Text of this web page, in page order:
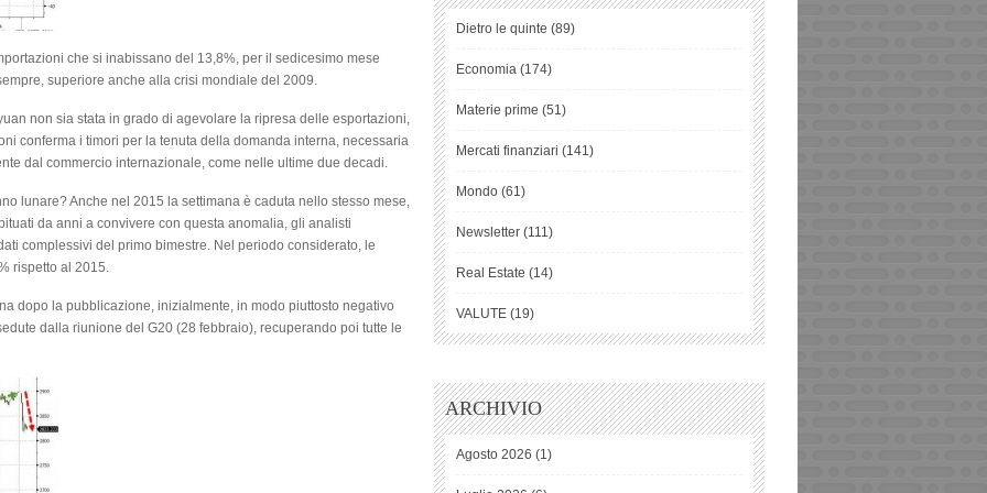
che si inabissano del 13,8%, per il sedicesimo mese
superiore anche alla crisi mondiale del 2009.
non sia stata in grado di agevolare la ripresa delle esportazioni,
conferma i timori per la tenuta della domanda interna, necessaria
dal commercio internazionale, come nelle ultime due decadi.
lunare? Anche nel 2015 la settimana è caduta nello stesso mese,
da anni a convivere con questa anomalia, gli analisti
complessivi del primo bimestre. Nel periodo considerato, le
rispetto al 2015.
dopo la pubblicazione, inizialmente, in modo piuttosto negativo
dalla riunione del G20 (28 febbraio), recuperando poi tutte le
Dietro le quinte (89)
Economia (174)
Materie prime (51)
Mercati finanziari (141)
Mondo (61)
Newsletter (111)
Real Estate (14)
VALUTE (19)
ARCHIVIO
Agosto 2026 (1)